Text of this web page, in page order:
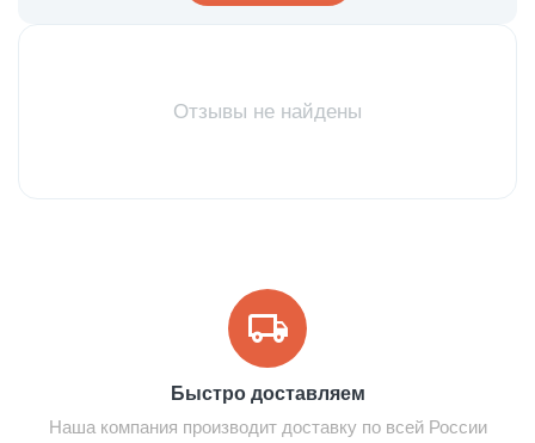
Отзывы не найдены
Быстро доставляем
Наша компания производит доставку по всей России